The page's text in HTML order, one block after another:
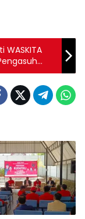
WASKITA